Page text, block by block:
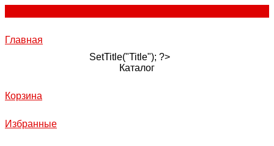
Главная
SetTitle("Title"); ?>
Каталог
Корзина
Избранные